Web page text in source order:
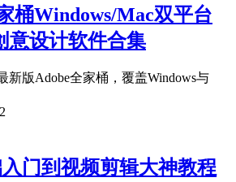
桶Windows/Mac双平台
意设计软件合集
新版Adobe全家桶，覆盖Windows与
入门到视频剪辑大神教程